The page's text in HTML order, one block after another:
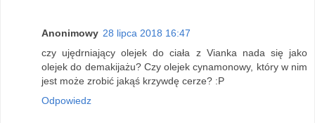
Anonimowy 28 lipca 2018 16:47
czy ujędrniający olejek do ciała z Vianka nada się jako
olejek do demakijażu? Czy olejek cynamonowy, który w nim
jest może zrobić jakąś krzywdę cerze? :P
Odpowiedz